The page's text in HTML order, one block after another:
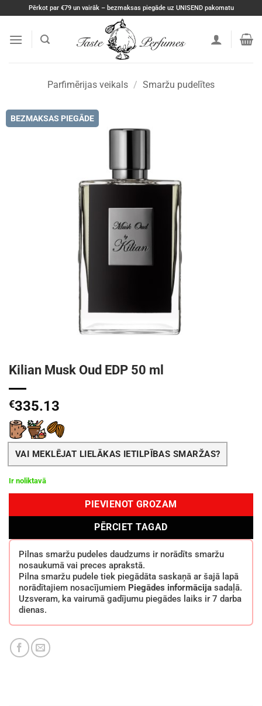
content
Pērkot par €79 un vairāk – bezmaksas piegāde uz UNISEND pakomatu
Parfimērijas veikals / Smaržu pudelītes
BEZMAKSAS PIEGĀDE
Kilian Musk Oud EDP 50 ml
€335.13
VAI MEKLĒJAT LIELĀKAS IETILPĪBAS SMARŽAS?
Ir noliktavā
PIEVIENOT GROZAM
PĒRCIET TAGAD
Pilnas smaržu pudeles daudzums ir norādīts smaržu
nosaukumā vai preces aprakstā.
Pilna smaržu pudele tiek piegādāta saskaņā ar šajā lapā
norādītajiem nosacījumiem Piegādes informācija sadaļā.
Uzsveram, ka vairumā gadījumu piegādes laiks ir 7 darba
dienas.